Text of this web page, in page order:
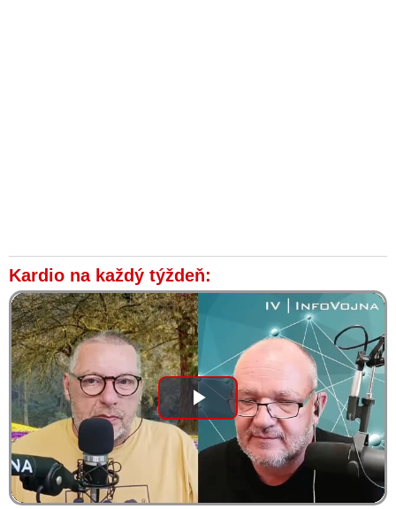
Kardio na každý týždeň:
Play
Video